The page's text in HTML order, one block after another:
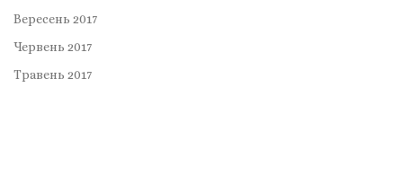
Вересень 2017
Червень 2017
Травень 2017